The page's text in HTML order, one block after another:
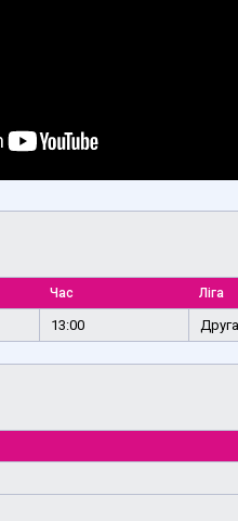
Час Ліга
13:00